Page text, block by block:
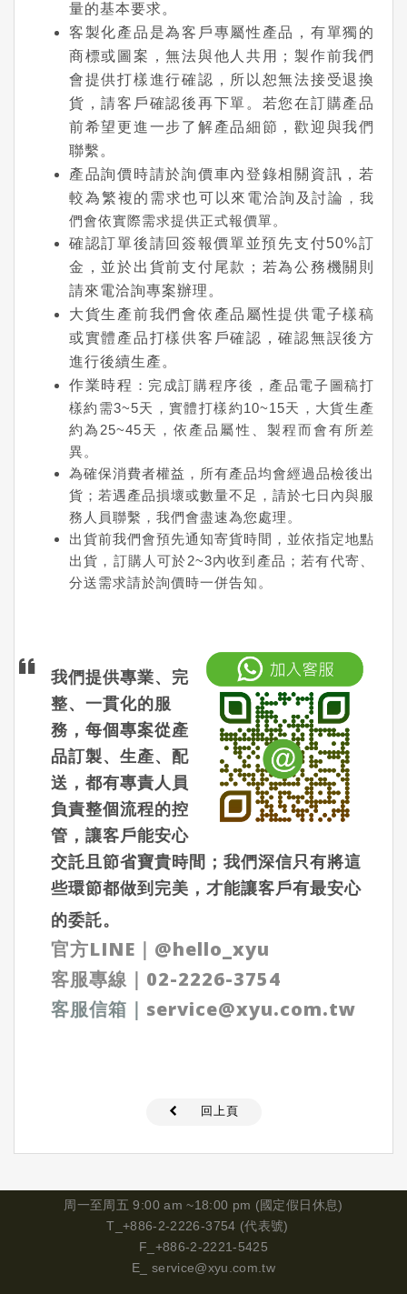
量的基本要求。
客製化產品是為客戶專屬性產品，有單獨的
商標或圖案，無法與他人共用；製作前我們
會提供打樣進行確認，所以恕無法接受退換
貨，請客戶確認後再下單。若您在訂購產品
前希望更進一步了解產品細節，歡迎與我們
聯繫。
產品詢價時請於詢價車內登錄相關資訊，若
較為繁複的需求也可以來電洽詢及討論 ，我
們會依實際需求提供正式報價單。
確認訂單後請回簽報價單並預先支付50%訂
金，並於出貨前支付尾款；若為公務機關則
請來電洽詢專案辦理。
大貨生產前我們會依產品屬性提供電子樣稿
或實體產品打樣供客戶確認，確認無誤後方
進行後續生產。
作業時程 ：完成訂購程序後，產品電子圖稿打
樣約需3~5天，實體打樣約10~15天，大貨生產
約為25~45天，依產品屬性、製程而會有所差
異。
為確保消費者權益，所有產品均會經過品檢後出
貨；若遇產品損壞或數量不足，請於七日內與服
務人員聯繫，我們會盡速為您處理。
出貨前我們會預先通知寄貨時間，並依指定地點
出貨，訂購人可於2~3內收到產品；若有代寄、
分送需求請於詢價時一併告知。
我們提供專業、完
整、一貫化的服
務，每個專案從產
品訂製、生產、配
送，都有專責人員
負責整個流程的控
管，讓客戶能安心
交託且節省寶貴時間；我們深信只有將這
些環節都做到完美，才能讓客戶有最安心
的委託。
官方LINE｜ @hello_xyu
客服專線｜ 02-2226-3754
客服信箱 ｜ service@xyu.com.tw
回上頁
周一至周五 9:00 am ~18:00 pm (國定假日休息)
T_+886-2-2226-3754 (代表號)
F_+886-2-2221-5425
E_ service@xyu.com.tw